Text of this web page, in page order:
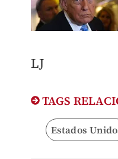
LJ
TAGS
Estados